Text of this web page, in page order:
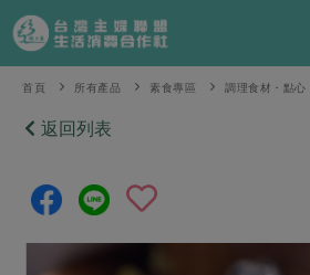
產品分類
當季蔬果
芽苗類
辛香料類
食譜料理
食材
特別企畫
預購活動
綠主張
首頁 所有產品 素食專區 調理食材・點心
返回列表